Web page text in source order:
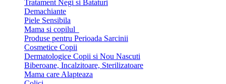
Tratament Negi si Bataturi
Demachiante
Piele Sensibila
Mama si copilul
Produse pentru Perioada Sarcinii
Cosmetice Copii
Dermatologice Copii si Nou Nascuti
Biberoane, Incalzitoare, Sterilizatoare
Mama care Alapteaza